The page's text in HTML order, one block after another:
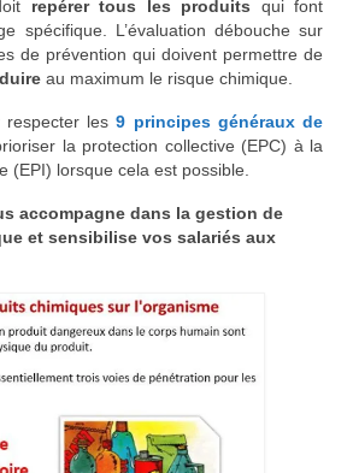
repérer tous les produits qui font
spécifique. L’évaluation débouche sur
de prévention qui doivent permettre de
au maximum le risque chimique.
respecter les9 principes généraux de
la protection collective (EPC) à la
(EPI) lorsque cela est possible.
accompagne dans la gestion de
et sensibilise vos salariés aux